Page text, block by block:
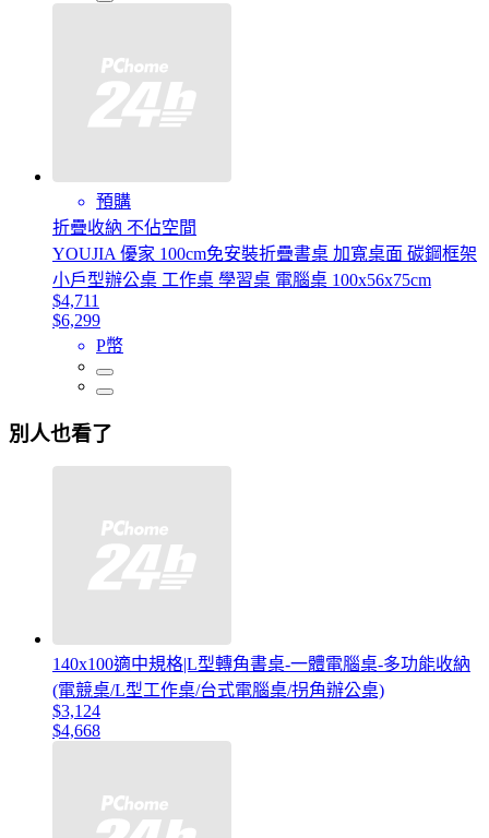
預購
折疊收納 不佔空間
YOUJIA 優家 100cm免安裝折疊書桌 加寬桌面 碳鋼框架
小戶型辦公桌 工作桌 學習桌 電腦桌 100x56x75cm
$4,711
$6,299
P幣
別人也看了
140x100適中規格|L型轉角書桌-一體電腦桌-多功能收納
(電競桌/L型工作桌/台式電腦桌/拐角辦公桌)
$3,124
$4,668